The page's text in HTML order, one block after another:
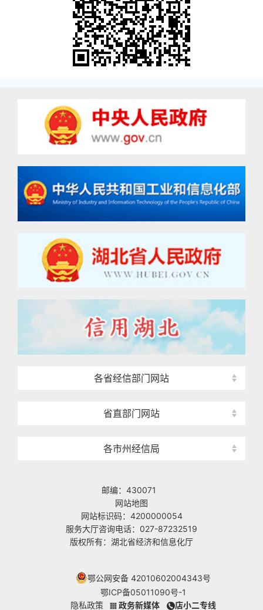
各省经信部门网站
省直部门网站
各市州经信局
邮编：430071
网站地图
网站标识码：4200000054
服务大厅咨询电话：027-87232519
版权所有：湖北省经济和信息化厅
鄂公网安备 42010602004343号
鄂ICP备05011090号-1
隐私政策
政务新媒体 店小二专线